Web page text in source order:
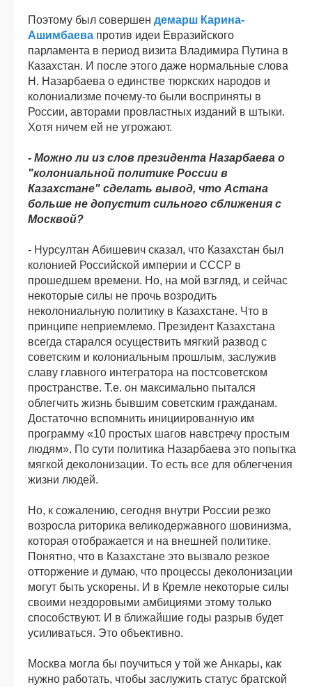
Поэтому был совершен демарш Карина-
Ашимбаева против идеи Евразийского
парламента в период визита Владимира Путина в
Казахстан. И после этого даже нормальные слова
Н. Назарбаева о единстве тюркских народов и
колониализме почему-то были восприняты в
России, авторами провластных изданий в штыки.
Хотя ничем ей не угрожают.
- Можно ли из слов президента Назарбаева о
"колониальной политике России в
Казахстане" сделать вывод, что Астана
больше не допустит сильного сближения с
Москвой?
- Нурсултан Абишевич сказал, что Казахстан был
колонией Российской империи и СССР в
прошедшем времени. Но, на мой взгляд, и сейчас
некоторые силы не прочь возродить
неколониальную политику в Казахстане. Что в
принципе неприемлемо. Президент Казахстана
всегда старался осуществить мягкий развод с
советским и колониальным прошлым, заслужив
славу главного интегратора на постсоветском
пространстве. Т.е. он максимально пытался
облегчить жизнь бывшим советским гражданам.
Достаточно вспомнить инициированную им
программу «10 простых шагов навстречу простым
людям». По сути политика Назарбаева это попытка
мягкой деколонизации. То есть все для облегчения
жизни людей.
Но, к сожалению, сегодня внутри России резко
возросла риторика великодержавного шовинизма,
которая отображается и на внешней политике.
Понятно, что в Казахстане это вызвало резкое
отторжение и думаю, что процессы деколонизации
могут быть ускорены. И в Кремле некоторые силы
своими нездоровыми амбициями этому только
способствуют. И в ближайшие годы разрыв будет
усиливаться. Это объективно.
Москва могла бы поучиться у той же Анкары, как
нужно работать, чтобы заслужить статус братской